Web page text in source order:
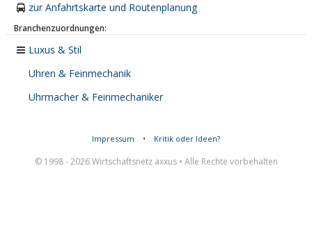
zur Anfahrtskarte und Routenplanung
Branchenzuordnungen:
Luxus & Stil
Uhren & Feinmechanik
Uhrmacher & Feinmechaniker
Impressum • Kritik oder Ideen?
© 1998 - 2026 Wirtschaftsnetz axxus • Alle Rechte vorbehalten